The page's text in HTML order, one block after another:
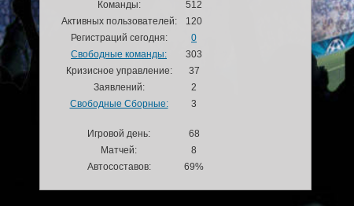
Команды:
512
Активных пользователей:
120
Регистраций сегодня:
0
Свободные команды:
303
Кризисное управление:
37
Заявлений:
2
Свободные Сборные:
3
Игровой день:
68
Матчей:
8
Автосоставов:
69%